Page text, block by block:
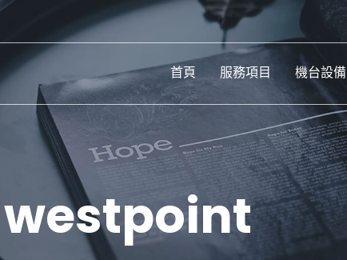
首頁 服務項目 機台設備
westpoint